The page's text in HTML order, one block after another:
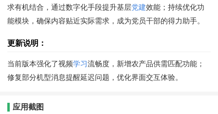
求有机结合，通过数字化手段提升基层党建效能；持续优化功
能模块，确保内容贴近实际需求，成为党员干部的得力助手。
更新说明：
当前版本强化了视频学习流畅度，新增农产品供需匹配功能；
修复部分机型消息提醒延迟问题，优化界面交互体验。
应用截图